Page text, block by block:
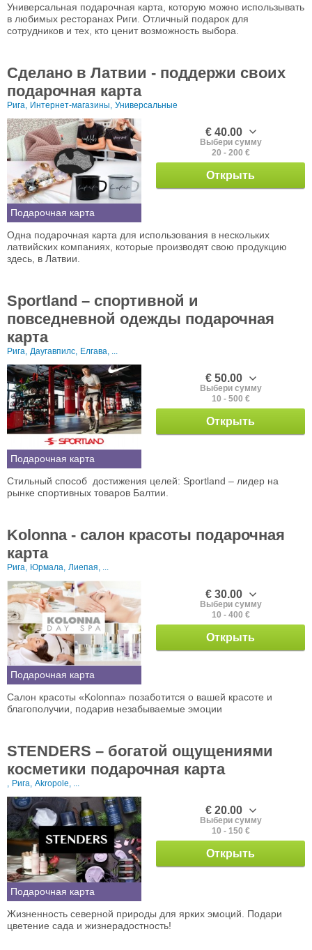
Универсальная подарочная карта, которую можно использывать
в любимых ресторанах Риги. Отличный подарок для
сотрудников и тех, кто ценит возможность выбора.
Сделано в Латвии - поддержи своих
подарочная карта
Рига, Интернет-магазины, Универсальные
Подарочная карта
€ 40.00
Выбери сумму
20 - 200 €
Открыть
Одна подарочная карта для использования в нескольких
латвийских компаниях, которые производят свою продукцию
здесь, в Латвии.
Sportland – спортивной и
повседневной одежды подарочная
карта
Рига, Даугавпилс, Елгава, ...
Подарочная карта
€ 50.00
Выбери сумму
10 - 500 €
Открыть
Стильный способ достижения целей: Sportland – лидер на
рынке спортивных товаров Балтии.
Kolonna - салон красоты подарочная
карта
Рига, Юрмала, Лиепая, ...
Подарочная карта
€ 30.00
Выбери сумму
10 - 400 €
Открыть
Салон красоты «Kolonna» позаботится о вашей красоте и
благополучии, подарив незабываемые эмоции
STENDERS – богатой ощущениями
косметики подарочная карта
, Рига, Akropole, ...
Подарочная карта
€ 20.00
Выбери сумму
10 - 150 €
Открыть
Жизненность северной природы для ярких эмоций. Подари
цветение сада и жизнерадостность!